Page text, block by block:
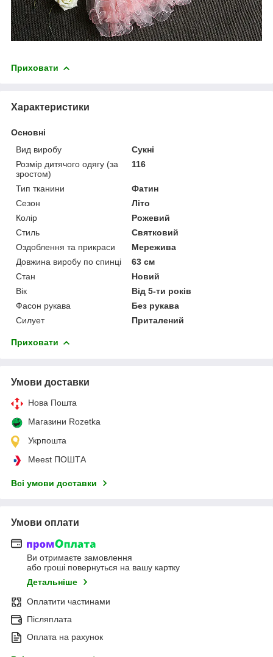
Приховати
Характеристики
Основні
Вид виробу
Сукні
Розмір дитячого одягу (за
зростом)
116
Тип тканини
Фатин
Сезон
Літо
Колір
Рожевий
Стиль
Святковий
Оздоблення та прикраси
Мережива
Довжина виробу по спинці
63 см
Стан
Новий
Вік
Від 5-ти років
Фасон рукава
Без рукава
Силует
Приталений
Приховати
Умови доставки
Нова Пошта
Магазини Rozetka
Укрпошта
Meest ПОШТА
Всі умови доставки
Умови оплати
Ви отримаєте замовлення
або гроші повернуться на вашу картку
Детальніше
Оплатити частинами
Післяплата
Оплата на рахунок